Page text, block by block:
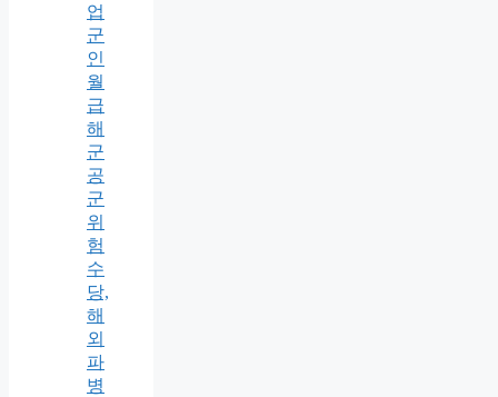
업
군
인
월
급
해
군
공
군
위
험
수
당,
해
외
파
병